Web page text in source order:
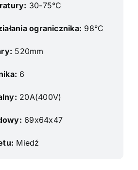
30-75°C
ogranicznika: 98°C
520mm
6
20A(400V)
69x64x47
Miedź